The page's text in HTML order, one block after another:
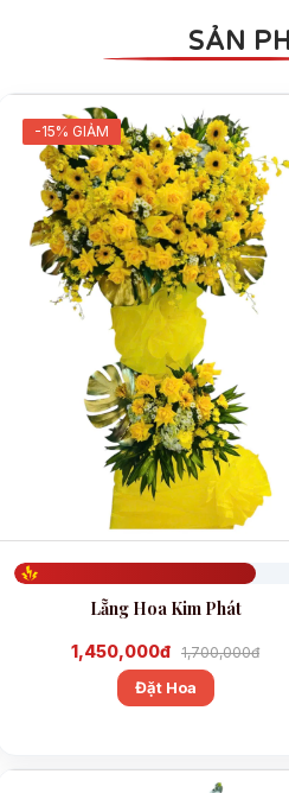
SẢN
-15% GIẢM
Lẵng Hoa Kim Phát
1,450,000đ 1,700,000đ
Đặt Hoa